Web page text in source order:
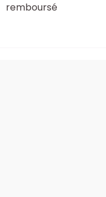
remboursé